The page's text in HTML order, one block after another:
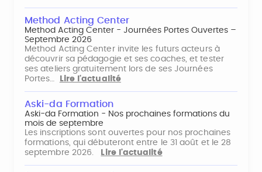
Method Acting Center
Method Acting Center - Journées Portes Ouvertes –
Septembre 2026
Method Acting Center invite les futurs acteurs à
découvrir sa pédagogie et ses coaches, et tester
ses ateliers gratuitement lors de ses Journées
Portes…
Lire l'actualité
Aski-da Formation
Aski-da Formation - Nos prochaines formations du
mois de septembre
Les inscriptions sont ouvertes pour nos prochaines
formations, qui débuteront entre le 31 août et le 28
septembre 2026.
Lire l'actualité